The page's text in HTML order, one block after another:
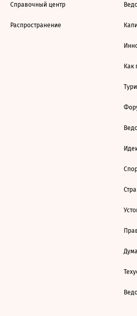
Справочный центр
Распространение
Как